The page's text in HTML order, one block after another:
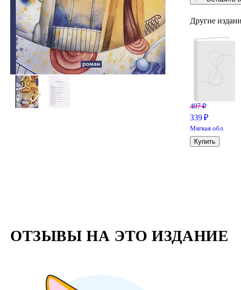
причинно-
невероятный
Другие
407 ₽
339 ₽
Мягкая обл.
Купить
ОТЗЫВЫ НА ЭТО ИЗДАНИЕ